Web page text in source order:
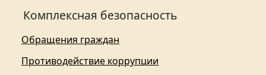
Комплексная безопасность
Обращения граждан
Противодействие коррупции